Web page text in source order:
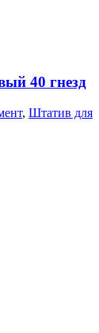
40 гнезд
, Штатив для